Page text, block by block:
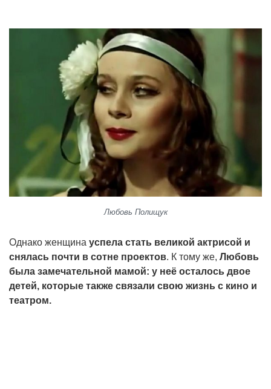
Любовь Полищук
Однако женщина успела стать великой актрисой и
снялась почти в сотне проектов. К тому же, Любовь
была замечательной мамой: у неё осталось двое
детей, которые также связали свою жизнь с кино и
театром.